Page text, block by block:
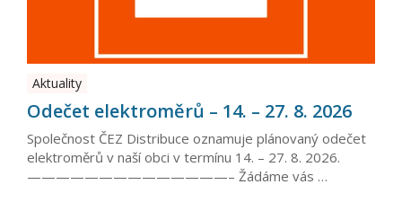
Aktuality
Odečet elektroměrů – 14. – 27. 8. 2026
Společnost ČEZ Distribuce oznamuje plánovaný odečet
elektroměrů v naší obci v termínu 14. – 27. 8. 2026.
——————————————– Žádáme vás …